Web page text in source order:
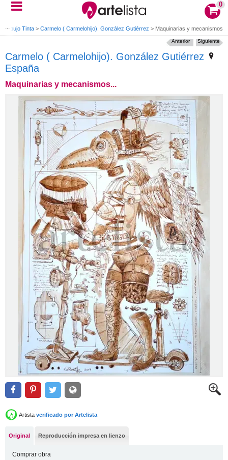
0
Dibujo Tinta > Carmelo ( Carmelohijo). González Gutiérrez > Maquinarias y mecanismos...
Carmelo ( Carmelohijo). González Gutiérrez
España
Maquinarias y mecanismos...
Siguiente
Anterior
Artista verificado por Artelista
Original Reproducción impresa en lienzo
Comprar obra